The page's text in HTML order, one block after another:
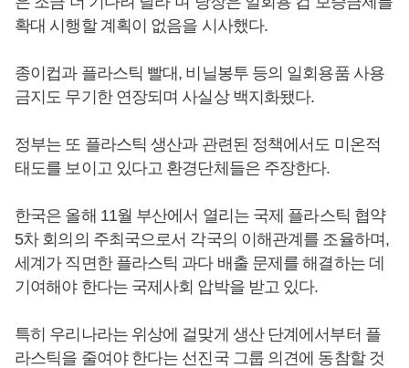
확대 시행할 계획이 없음을 시사했다.
종이컵과 플라스틱 빨대, 비닐봉투 등의 일회용품 사용
금지도 무기한 연장되며 사실상 백지화됐다.
정부는 또 플라스틱 생산과 관련된 정책에서도 미온적
태도를 보이고 있다고 환경단체들은 주장한다.
한국은 올해 11월 부산에서 열리는 국제 플라스틱 협약
5차 회의의 주최국으로서 각국의 이해관계를 조율하며,
세계가 직면한 플라스틱 과다 배출 문제를 해결하는 데
기여해야 한다는 국제사회 압박을 받고 있다.
특히 우리나라는 위상에 걸맞게 생산 단계에서부터 플
라스틱을 줄여야 한다는 선진국 그룹 의견에 동참할 것